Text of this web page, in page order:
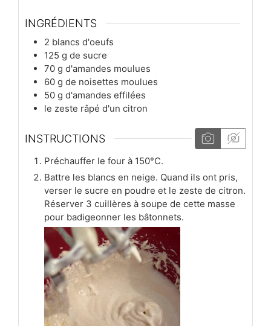
INGRÉDIENTS
2 blancs d'oeufs
125 g de sucre
70 g d'amandes moulues
60 g de noisettes moulues
50 g d'amandes effilées
le zeste râpé d'un citron
INSTRUCTIONS
Préchauffer le four à 150°C.
Battre les blancs en neige. Quand ils ont pris,
verser le sucre en poudre et le zeste de citron.
Réserver 3 cuillères à soupe de cette masse
pour badigeonner les bâtonnets.